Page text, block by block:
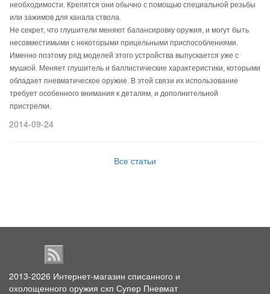
необходимости. Крепятся они обычно с помощью специальной резьбы
или зажимов для канала ствола.
Не секрет, что глушители меняют балансировку оружия, и могут быть
несовместимыми с некоторыми прицельными приспособлениями.
Именно поэтому ряд моделей этого устройства выпускается уже с
мушкой. Меняет глушитель и баллистические характеристики, которыми
обладает пневматическое оружие. В этой связи их использование
требует особенного внимания к деталям, и дополнительной
пристрелки.
2014-09-24
Все статьи
2013-2026 Интернет-магазин списанного и
охолощенного оружия схп Супер Пневмат